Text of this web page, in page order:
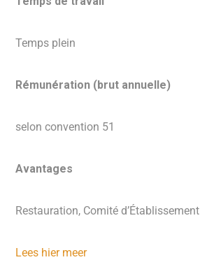
Temps plein
Rémunération (brut annuelle)
selon convention 51
Avantages
Restauration, Comité d’Établissement
Lees hier meer